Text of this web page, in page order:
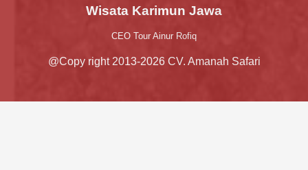
Wisata Karimun Jawa
CEO Tour Ainur Rofiq
@Copy right 2013-2026 CV. Amanah Safari